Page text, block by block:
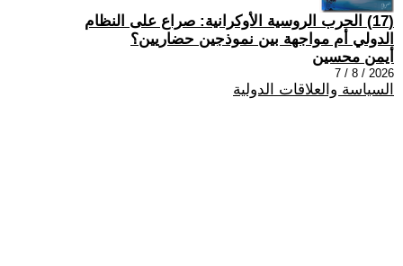
(17) الحرب الروسية الأوكرانية: صراع على النظام
الدولي أم مواجهة بين نموذجين حضاريين؟
أيمن محسين
2026 / 8 / 7
السياسة والعلاقات الدولية